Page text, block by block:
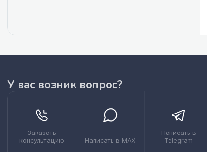
У вас возник вопрос?
Заказать
консультацию
Написать в MAX
Написать в
Telegram